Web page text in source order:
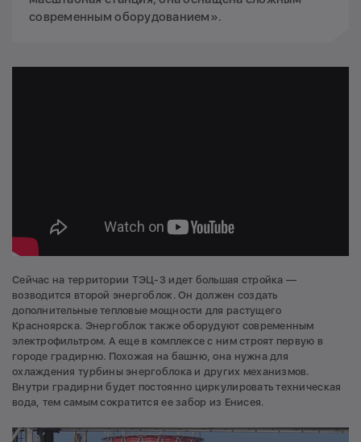
современным оборудованием».
Сейчас на территории ТЭЦ-3 идет большая стройка —
возводится второй энергоблок. Он должен создать
дополнительные тепловые мощности для растущего
Красноярска. Энергоблок также оборудуют современным
электрофильтром. А еще в комплексе с ним строят первую в
городе градирню. Похожая на башню, она нужна для
охлаждения турбины энергоблока и других механизмов.
Внутри градирни будет постоянно циркулировать техническая
вода, тем самым сократится ее забор из Енисея.